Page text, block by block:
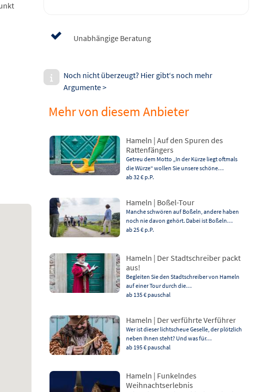
Unabhängige Beratung
Noch nicht überzeugt? Hier gibt‘s noch mehr
Argumente >
Mehr von diesem Anbieter
Hameln | Auf den Spuren des
Rattenfängers
Getreu dem Motto „In der Kürze liegt oftmals
die Würze“ wollen Sie unsere schöne…
ab 32 € p.P.
Hameln | Boßel-Tour
Manche schwören auf Boßeln, andere haben
noch nie davon gehört. Dabei ist Boßeln…
ab 25 € p.P.
Hameln | Der Stadtschreiber packt
aus!
Begleiten Sie den Stadtschreiber von Hameln
auf einer Tour durch die…
ab 135 € pauschal
Hameln | Der verführte Verführer
Wer ist dieser lichtscheue Geselle, der plötzlich
neben Ihnen steht? Und was für…
ab 195 € pauschal
Hameln | Funkelndes
Weihnachtserlebnis